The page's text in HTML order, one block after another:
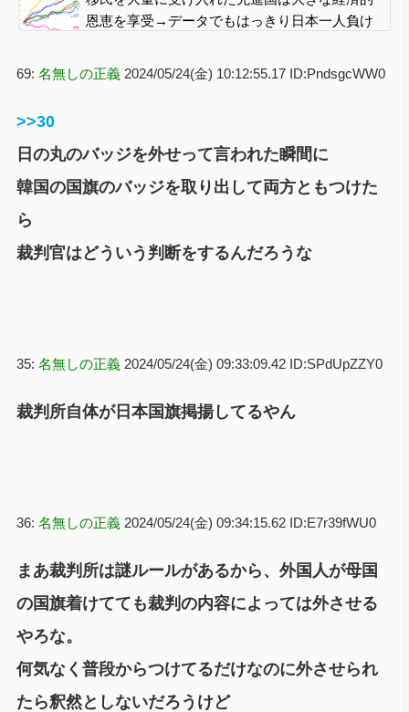
恩恵を享受→データでもはっきり日本一人負け
69: 名無しの正義 2024/05/24(金) 10:12:55.17 ID:PndsgcWW0
>>30
日の丸のバッジを外せって言われた瞬間に
韓国の国旗のバッジを取り出して両方ともつけた
ら
裁判官はどういう判断をするんだろうな
35: 名無しの正義 2024/05/24(金) 09:33:09.42 ID:SPdUpZZY0
裁判所自体が日本国旗掲揚してるやん
36: 名無しの正義 2024/05/24(金) 09:34:15.62 ID:E7r39fWU0
まあ裁判所は謎ルールがあるから、外国人が母国
の国旗着けてても裁判の内容によっては外させる
やろな。
何気なく普段からつけてるだけなのに外させられ
たら釈然としないだろうけど